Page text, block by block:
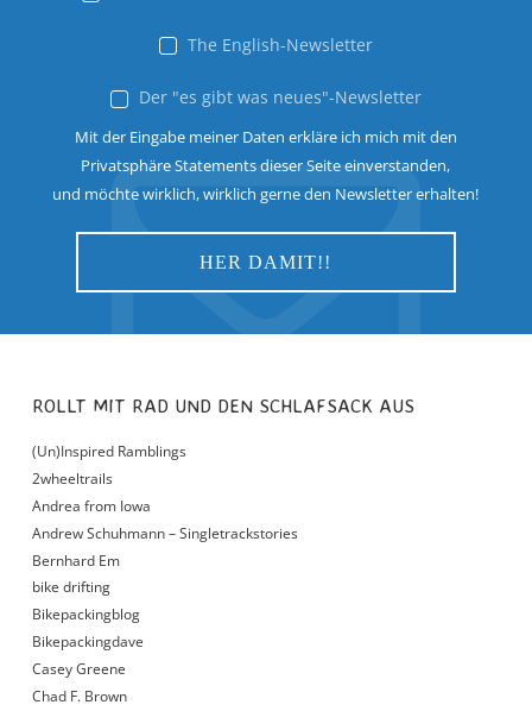
The English-Newsletter
Der "es gibt was neues"-Newsletter
Mit der Eingabe meiner Daten erkläre ich mich mit den
Privatsphäre Statements dieser Seite einverstanden,
und möchte wirklich, wirklich gerne den Newsletter erhalten!
ROLLT MIT RAD UND DEN SCHLAFSACK AUS
(Un)Inspired Ramblings
2wheeltrails
Andrea from Iowa
Andrew Schuhmann – Singletrackstories
Bernhard Em
bike drifting
Bikepackingblog
Bikepackingdave
Casey Greene
Chad F. Brown